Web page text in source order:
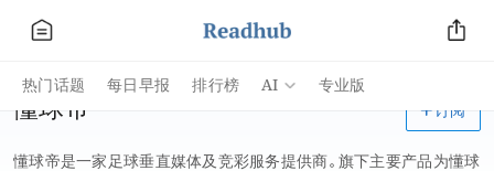
热门话题 每日早报 排行榜 AI 专业版
懂球帝
懂球帝是一家足球垂直媒体及竞彩服务提供商。旗下主要产品为懂球
订阅